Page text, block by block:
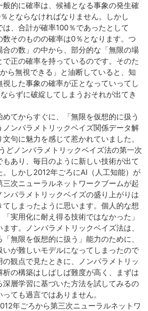
般的に確率は、候補となる事象の発生確
とならなければなりません。しかし
は、合計が確率100％であったとして
数そのものの確率は0％となります。つ
合の数」の中から、部分的な「無限の場
正の確率を持っているのです。そのた
ら無視できる」と油断していると、知
視した事象の確率が正となっていってし
らずに破綻してしまうおそれが出てき
てからすぐに、「無限を仮想的に扱う
ノンパラメトリックベイズ関係データ解
句に魅力を感じて惹かれていました。
どノンパラメトリックベイズ法の第一次
あり、毎日のように新しい技術が出て
。しかし2012年ごろにAI（人工知能）が
次ニューラルネットワークブームが起
ンパラメトリックベイズの盛り上がりは
しまったように思います。個人的な想
実用化に耐え得る技術ではなかった」
す。ノンパラメトリックベイズ法は、
無限を仮想的に扱う」能力のために、
が難しいモデルになってしまったので
観点で見たときに、ノンパラメトリッ
析の構築はしばしば難度が高く、まずは
層学習に基づいた方法を試してみるの
ても過言ではありません。
年ごろから第三次ニューラルネットワ